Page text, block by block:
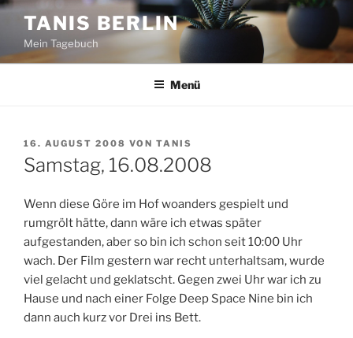
Zum
Inhalt
springen
TANIS BERLIN
Mein Tagebuch
Menü
VERÖFFENTLICHT
AM
16. AUGUST 2008 VON TANIS
Samstag, 16.08.2008
Wenn diese Göre im Hof woanders gespielt und
rumgrölt hätte, dann wäre ich etwas später
aufgestanden, aber so bin ich schon seit 10:00 Uhr
wach. Der Film gestern war recht unterhaltsam, wurde
viel gelacht und geklatscht. Gegen zwei Uhr war ich zu
Hause und nach einer Folge Deep Space Nine bin ich
dann auch kurz vor Drei ins Bett.